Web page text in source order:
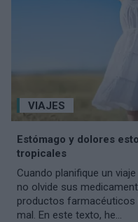
VIAJES
Estómago y dolores
tropicales
Cuando planifique un
no olvide sus
productos farmacéuticos
mal. En este texto, he...